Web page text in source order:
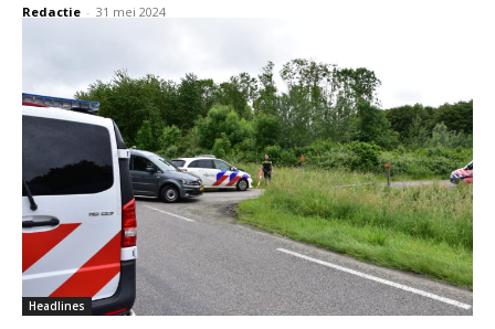
Redactie - 31 mei 2024
Headlines